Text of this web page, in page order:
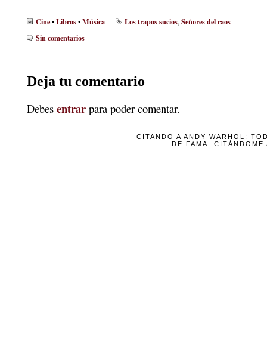
Cine•Libros•Música Los trapos sucios, Señores del caos
Sin comentarios
Deja tu comentario
Debes entrar para poder comentar.
CITANDO A ANDY WARHOL:
DE FAMA.